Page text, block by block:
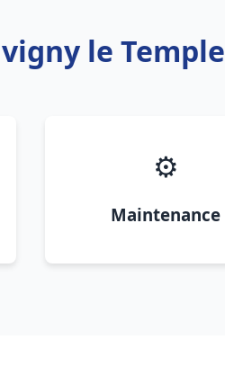
le Temple
⚙️
Maintenance